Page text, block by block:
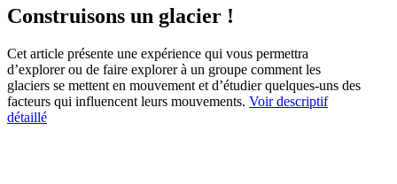
Construisons un glacier !
Cet article présente une expérience qui vous permettra
d’explorer ou de faire explorer à un groupe comment les
glaciers se mettent en mouvement et d’étudier quelques-uns des
facteurs qui influencent leurs mouvements. Voir descriptif
détaillé